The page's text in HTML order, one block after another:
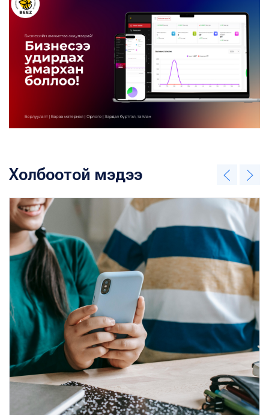
Холбоотой мэдээ